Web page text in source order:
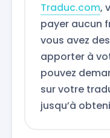
Traduc.com,
payer aucun
vous avez
apporter à
pouvez
sur votre
jusqu’à